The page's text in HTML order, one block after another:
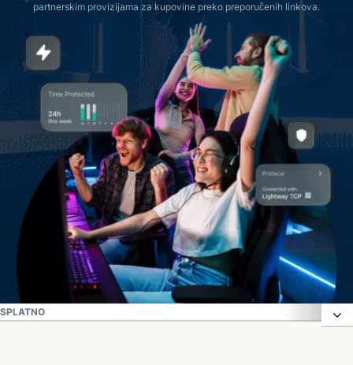
partnerskim provizijama za kupovine preko preporučenih linkova.